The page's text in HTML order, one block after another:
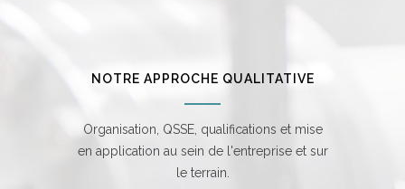
NOTRE APPROCHE QUALITATIVE
Organisation, QSSE, qualifications et mise
en application au sein de l'entreprise et sur
le terrain.